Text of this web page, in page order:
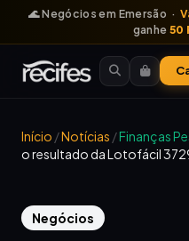
🌊 Negócios em Emersão ·
ganhe50
Início /Notícias /Finanças
o resultado da Lotofácil
Negócios